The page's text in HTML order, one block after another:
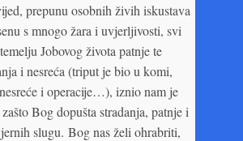
prepunu osobnih živih iskustava
s mnogo žara i uvjerljivosti, svi
Jobovog života patnje te
i nesreća (triput je bio u komi,
i operacije…), iznio nam je
Bog dopušta stradanja, patnje i
slugu. Bog nas želi ohrabriti,